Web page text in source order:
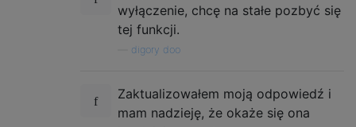
wyłączenie, chcę na stałe pozbyć się
tej funkcji.
digory doo
Zaktualizowałem moją odpowiedź i
mam nadzieję, że okaże się ona